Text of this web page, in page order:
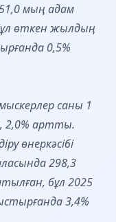
мың адам
өткен жылдың
0,5%
саны 1
2,0% артты.
өнеркәсібі
298,3
бұл 2025
3,4%